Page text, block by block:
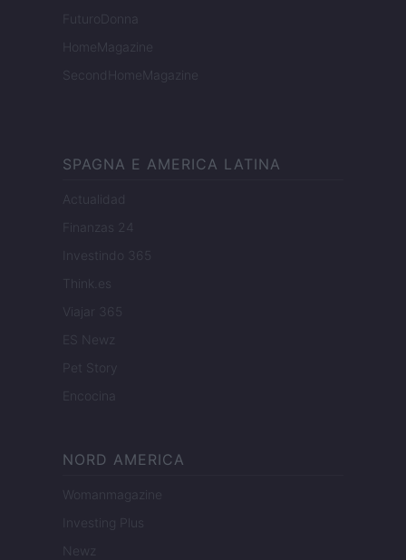
FuturoDonna
HomeMagazine
SecondHomeMagazine
SPAGNA E AMERICA LATINA
Actualidad
Finanzas 24
Investindo 365
Think.es
Viajar 365
ES Newz
Pet Story
Encocina
NORD AMERICA
Womanmagazine
Investing Plus
Newz